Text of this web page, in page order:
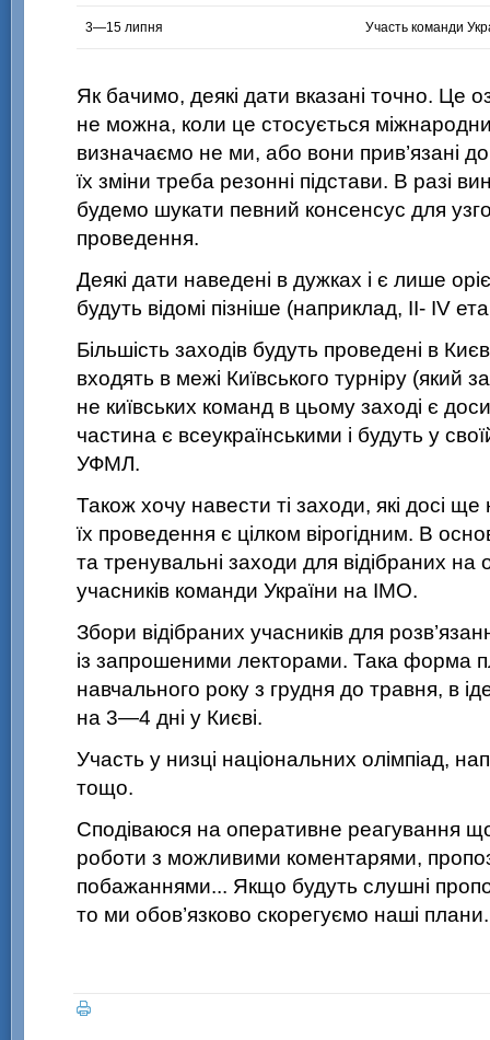
3—15 липня Участь команди
Як бачимо, деякі дати вказані точно. Це
не можна, коли це стосується
визначаємо не ми, або вони прив’язані
їх зміни треба резонні підстави. В разі
будемо шукати певний консенсус для
проведення.
Деякі дати наведені в дужках і є лише
будуть відомі пізніше (наприклад, ІІ- ІV
Більшість заходів будуть проведені в
входять в межі Київського турніру (який
не київських команд в цьому заході є
частина є всеукраїнськими і будуть у
УФМЛ.
Також хочу навести ті заходи, які досі
їх проведення є цілком вірогідним. В
та тренувальні заходи для відібраних на
учасників команди України на ІМО.
Збори відібраних учасників для
із запрошеними лекторами. Така форма
навчального року з грудня до травня, в
на 3—4 дні у Києві.
Участь у низці національних олімпіад,
тощо.
Сподіваюся на оперативне реагування
роботи з можливими коментарями,
побажаннями... Якщо будуть слушні
то ми обов’язково скорегуємо наші плани.